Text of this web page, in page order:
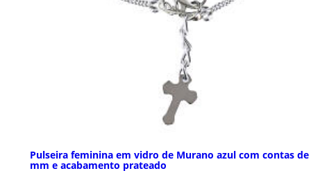
Pulseira feminina em vidro de Murano azul com contas de
mm e acabamento prateado